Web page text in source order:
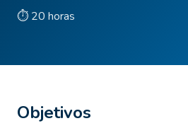
⏱ 20 horas
Objetivos